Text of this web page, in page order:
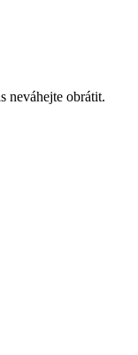
neváhejte obrátit.